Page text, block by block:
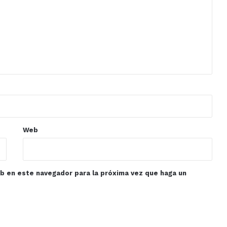
Web
este navegador para la próxima vez que haga un